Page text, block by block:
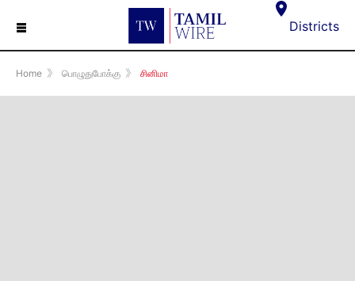
☰ Districts
Home 》 பொழுதுபோக்கு 》 சினிமா